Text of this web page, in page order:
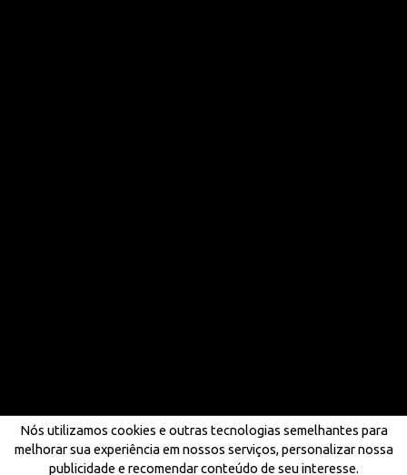
Nós utilizamos cookies e outras tecnologias semelhantes para
melhorar sua experiência em nossos serviços, personalizar nossa
publicidade e recomendar conteúdo de seu interesse.